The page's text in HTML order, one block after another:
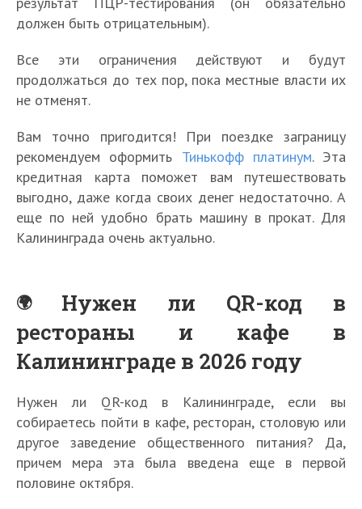
должен быть отрицательным).
Все эти ограничения действуют и будут
продолжаться до тех пор, пока местные власти их
не отменят.
Вам точно пригодится! При поездке заграницу
рекомендуем оформить Тинькофф платинум. Эта
кредитная карта поможет вам путешествовать
выгодно, даже когда своих денег недостаточно. А
еще по ней удобно брать машину в прокат. Для
Калининграда очень актуально.
Нужен ли QR-код в
рестораны и кафе в
Калининграде в 2026 году
Нужен ли QR-код в Калининграде, если вы
собираетесь пойти в кафе, ресторан, столовую или
другое заведение общественного питания? Да,
причем мера эта была введена еще в первой
половине октября.